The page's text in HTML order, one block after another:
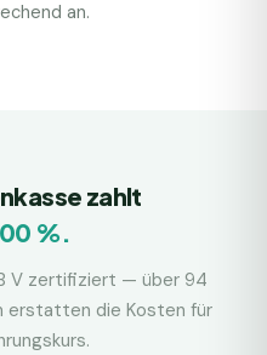
an.
zahlt
%.
V zertifiziert — über 94
erstatten die Kosten für